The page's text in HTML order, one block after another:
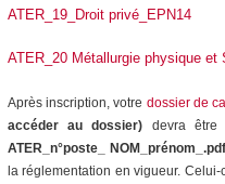
ATER_19_Droit privé_EPN14
ATER_20 Métallurgie physique
Après inscription, votre dossier de
accéder au dossier) devra être
ATER_n°poste_
la réglementation en vigueur.